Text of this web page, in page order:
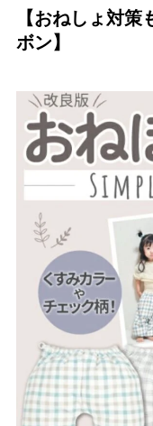
【おねしょ対策
ボン】